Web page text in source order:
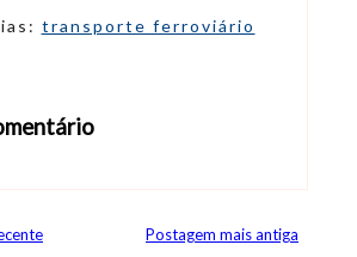
transporte ferroviário
Postagem mais antiga